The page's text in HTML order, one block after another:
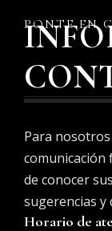
PONTE EN
Para
comunicación
de conocer
sugerencias y
Horario de